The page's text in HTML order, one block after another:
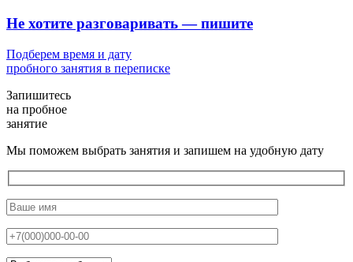
Не хотите разговаривать —пишите
Подберем время и дату
пробного занятия в переписке
Запишитесь
на пробное
занятие
Мы поможем выбрать занятия и запишем на удобную дату